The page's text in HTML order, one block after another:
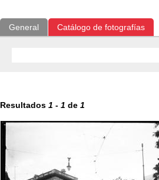
General Catálogo de fotografías
Resultados 1 - 1 de 1